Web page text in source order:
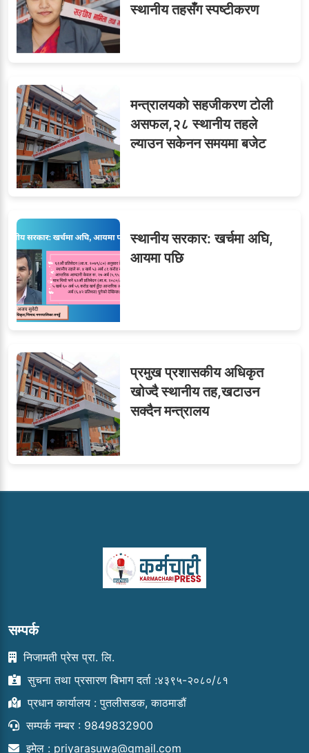
स्थानीय तहसँग स्पष्टीकरण
मन्त्रालयको सहजीकरण टोली
असफल,२८ स्थानीय तहले
ल्याउन सकेनन समयमा बजेट
स्थानीय सरकार: खर्चमा अघि,
आयमा पछि
प्रमुख प्रशासकीय अधिकृत
खोज्दै स्थानीय तह,खटाउन
सक्दैन मन्त्रालय
सम्पर्क
निजामती प्रेस प्रा. लि.
सुचना तथा प्रसारण बिभाग दर्ता :४३९५-२०८०/८१
प्रधान कार्यालय : पुतलीसडक, काठमाडौं
सम्पर्क नम्बर : 9849832900
इमेल : priyarasuwa@gmail.com